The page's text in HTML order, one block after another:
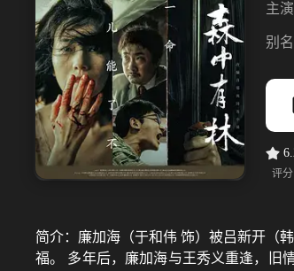
主
别
评分
简介： 廉加海（于和伟 饰）被吕新开（
福。 多年后，廉加海与王秀义重逢，旧